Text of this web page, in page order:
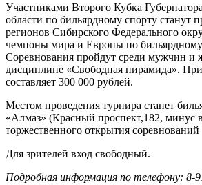
Участниками Второго Кубка
области по бильярдному спорту станут
регионов Сибирского Федерального
чемпоны мира и Европы по бильярдному
Соревнования пройдут среди мужчин и
дисциплине «Свободная пирамида».
составляет 300 000 рублей.
Местом проведения турнира станет
«Алмаз» (Красный проспект,182, минус
торжественного открытия соревнований
Для зрителей вход свободный.
Подробная информация по телефону: 8-